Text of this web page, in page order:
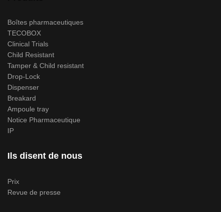
Boîtes pharmaceutiques
TECOBOX
Clinical Trials
Child Resistant
Tamper & Child resistant
Drop-Lock
Dispenser
Breakard
Ampoule tray
Notice Pharmaceutique
IP
Ils disent de nous
Prix
Revue de presse